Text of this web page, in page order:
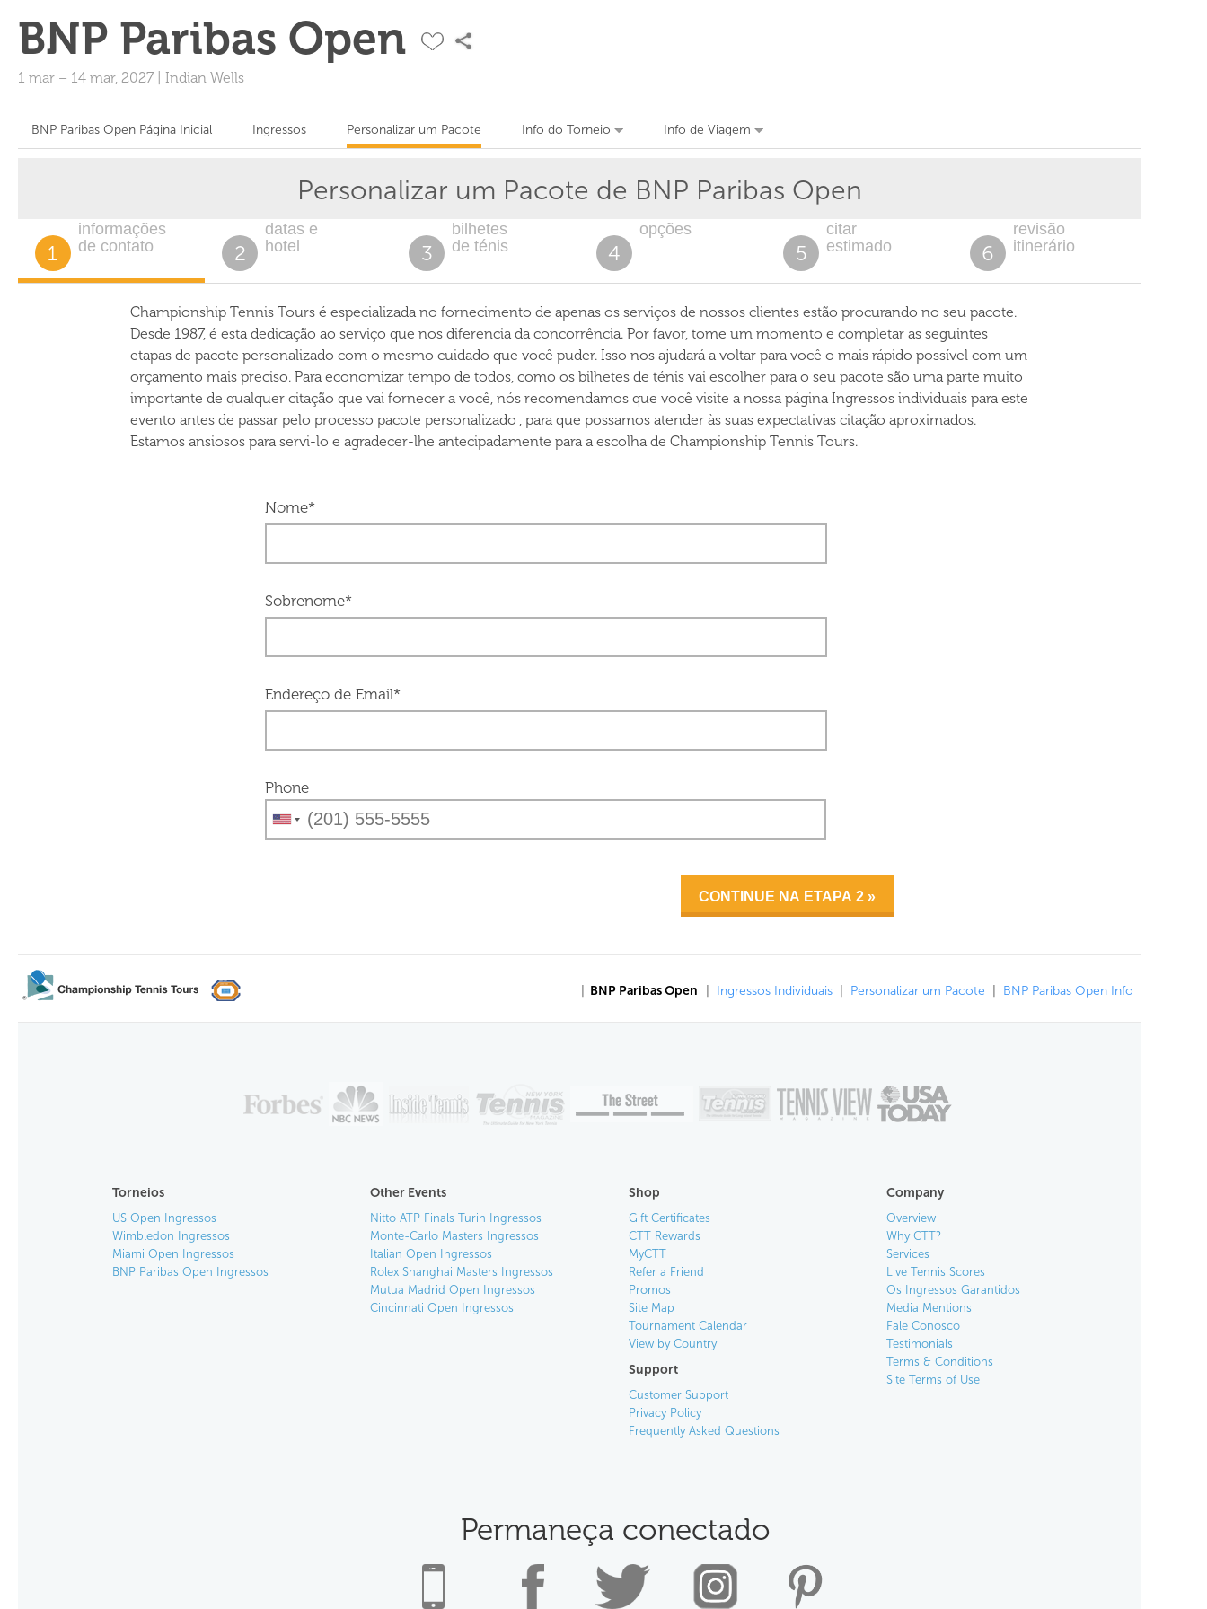
BNP Paribas Open
1 mar – 14 mar, 2027 Indian Wells
BNP Paribas Open Página Inicial Ingressos Personalizar um Pacote Info do Torneio Info de Viagem
Personalizar um Pacote de BNP Paribas Open
1
informações
de contato
2
datas e
hotel
3
bilhetes
de ténis
4
opções
5
citar
estimado
6
revisão
itinerário
Championship Tennis Tours é especializada no fornecimento de apenas os serviços de nossos clientes estão procurando no seu pacote.
Desde 1987, é esta dedicação ao serviço que nos diferencia da concorrência. Por favor, tome um momento e completar as seguintes
etapas de pacote personalizado com o mesmo cuidado que você puder. Isso nos ajudará a voltar para você o mais rápido possível com um
orçamento mais preciso. Para economizar tempo de todos, como os bilhetes de ténis vai escolher para o seu pacote são uma parte muito
importante de qualquer citação que vai fornecer a você, nós recomendamos que você visite a nossa página Ingressos individuais para este
evento antes de passar pelo processo pacote personalizado , para que possamos atender às suas expectativas citação aproximados.
Estamos ansiosos para servi-lo e agradecer-lhe antecipadamente para a escolha de Championship Tennis Tours.
Nome*
Sobrenome*
Endereço de Email*
Phone
BNP Paribas Open Ingressos Individuais Personalizar um Pacote BNP Paribas Open Info
Torneios
US Open Ingressos
Wimbledon Ingressos
Miami Open Ingressos
BNP Paribas Open Ingressos
Other Events
Nitto ATP Finals Turin Ingressos
Monte-Carlo Masters Ingressos
Italian Open Ingressos
Rolex Shanghai Masters Ingressos
Mutua Madrid Open Ingressos
Cincinnati Open Ingressos
Shop
Gift Certificates
CTT Rewards
MyCTT
Refer a Friend
Promos
Site Map
Tournament Calendar
View by Country
Support
Customer Support
Privacy Policy
Frequently Asked Questions
Company
Overview
Why CTT?
Services
Live Tennis Scores
Os Ingressos Garantidos
Media Mentions
Fale Conosco
Testimonials
Terms & Conditions
Site Terms of Use
Permaneça conectado